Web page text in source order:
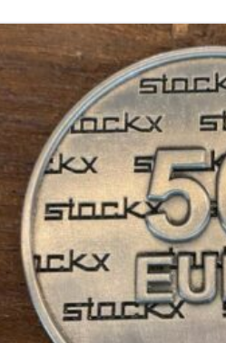
Stockx juwelier
€50